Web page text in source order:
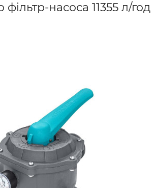
насоса 11355 л/год